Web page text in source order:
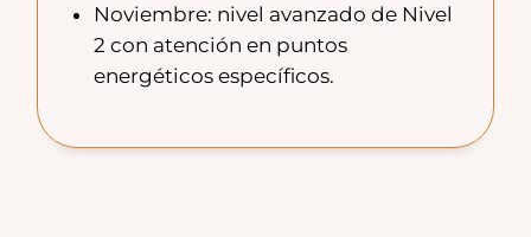
Noviembre: nivel avanzado de Nivel
2 con atención en puntos
energéticos específicos.